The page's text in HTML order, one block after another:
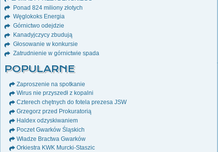
Ponad 824 miliony złotych
Węglokoks Energia
Górnictwo odejdzie
Kanadyjczycy zbudują
Głosowanie w konkursie
Zatrudnienie w górnictwie spada
POPULARNE
Zaproszenie na spotkanie
Wirus nie przyszedł z kopalni
Czterech chętnych do fotela prezesa JSW
Grzegorz przed Prokuratorią
Haldex odzyskiwaniem
Poczet Gwarków Śląskich
Władze Bractwa Gwarków
Orkiestra KWK Murcki-Staszic